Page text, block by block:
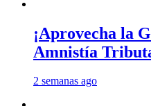
¡Aprovecha la
Amnistía
2 semanas ago